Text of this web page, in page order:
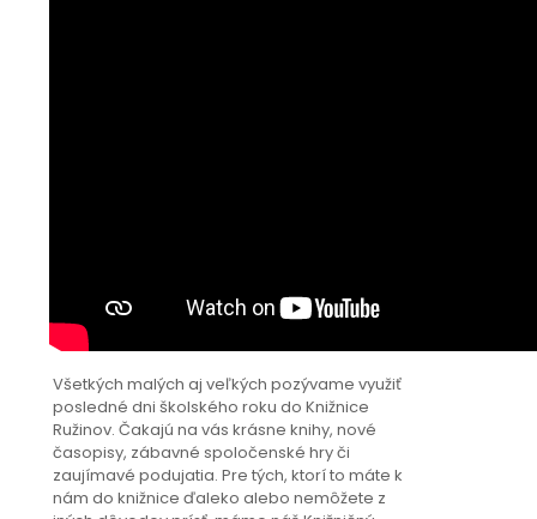
Všetkých malých aj veľkých pozývame využiť
posledné dni školského roku do Knižnice
Ružinov. Čakajú na vás krásne knihy, nové
časopisy, zábavné spoločenské hry či
zaujímavé podujatia. Pre tých, ktorí to máte k
nám do knižnice ďaleko alebo nemôžete z